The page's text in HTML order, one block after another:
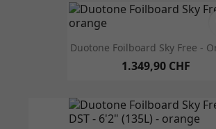
Duotone Foilboard Sky Free -
1.349,90 CHF